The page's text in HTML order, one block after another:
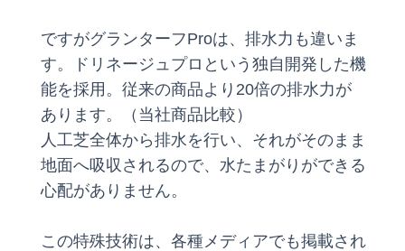
ですがグランターフProは、排水力も違いま
す。ドリネージュプロという独自開発した機
能を採用。従来の商品より20倍の排水力が
あります。（当社商品比較）
人工芝全体から排水を行い、それがそのまま
地面へ吸収されるので、水たまがりができる
心配がありません。
この特殊技術は、各種メディアでも掲載され